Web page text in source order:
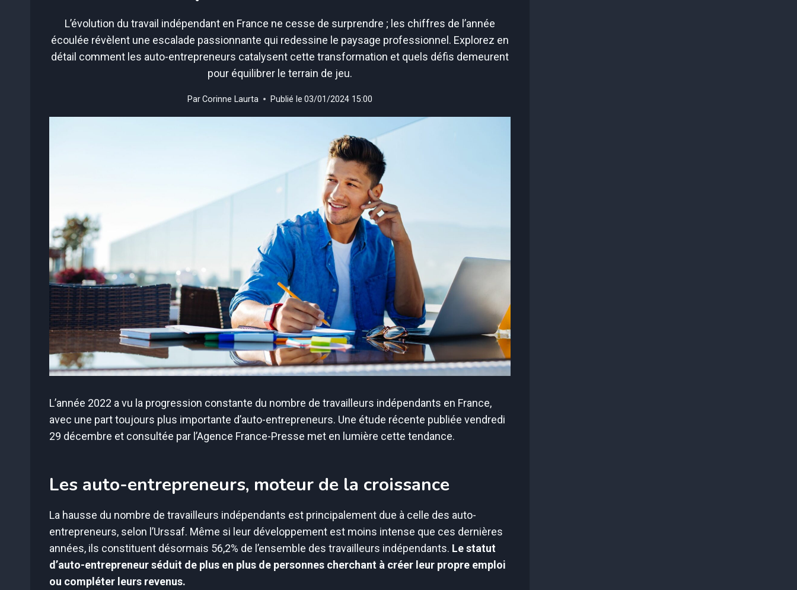
L’évolution du travail indépendant en France ne cesse de surprendre ; les chiffres de l’année
écoulée révèlent une escalade passionnante qui redessine le paysage professionnel. Explorez en
détail comment les auto-entrepreneurs catalysent cette transformation et quels défis demeurent
pour équilibrer le terrain de jeu.
ParCorinne Laurta Publié le 03/01/2024 15:00
L’année 2022 a vu la progression constante du nombre de travailleurs indépendants en France,
avec une part toujours plus importante d’auto-entrepreneurs. Une étude récente publiée vendredi
29 décembre et consultée par l’Agence France-Presse met en lumière cette tendance.
Les auto-entrepreneurs, moteur de la croissance
La hausse du nombre de travailleurs indépendants est principalement due à celle des auto-
entrepreneurs, selon l’Urssaf. Même si leur développement est moins intense que ces dernières
années, ils constituent désormais 56,2% de l’ensemble des travailleurs indépendants. Le statut
d’auto-entrepreneur séduit de plus en plus de personnes cherchant à créer leur propre emploi
ou compléter leurs revenus.